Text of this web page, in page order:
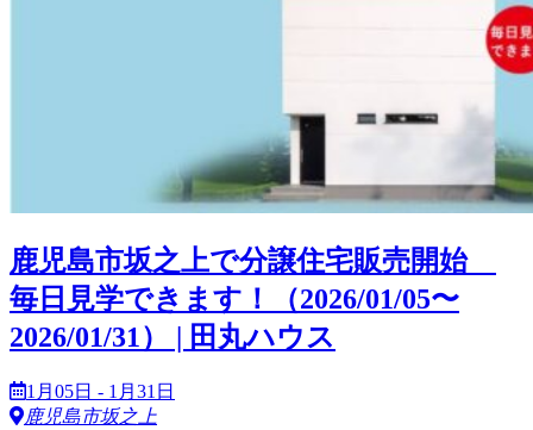
鹿児島市坂之上で分譲住宅販売開始
毎日見学できます！（2026/01/05〜
2026/01/31） | 田丸ハウス
1月05日 - 1月31日
鹿児島市坂之上